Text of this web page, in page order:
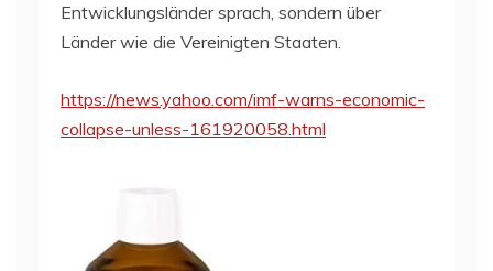
Entwicklungsländer sprach, sondern über
Länder wie die Vereinigten Staaten.
https://news.yahoo.com/imf-warns-economic-
collapse-unless-161920058.html